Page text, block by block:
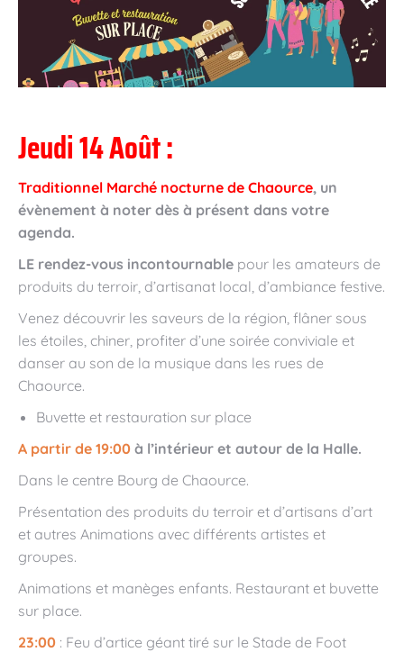
Jeudi 14 Août:
Traditionnel Marché nocturne de Chaource, un
évènement à noter dès à présent dans votre
agenda.
LE rendez-vous incontournable pour les amateurs de
produits du terroir, d’artisanat local, d’ambiance festive.
Venez découvrir les saveurs de la région, flâner sous
les étoiles, chiner, profiter d’une soirée conviviale et
danser au son de la musique dans les rues de
Chaource.
Buvette et restauration sur place
A partir de 19:00 à l’intérieur et autour de la Halle.
Dans le centre Bourg de Chaource.
Présentation des produits du terroir et d’artisans d’art
et autres Animations avec différents artistes et
groupes.
Animations et manèges enfants. Restaurant et buvette
sur place.
23:00 : Feu d’artice géant tiré sur le Stade de Foot